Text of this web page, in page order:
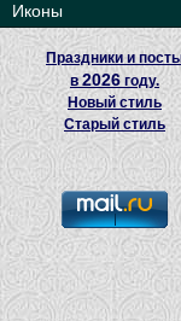
Иконы
Праздники и
в2026 году.
Новый стиль
Старый стиль